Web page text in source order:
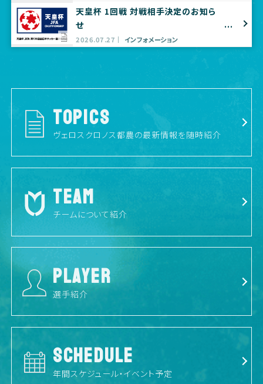
天皇杯 1回戦 対戦相手決定のお知ら
せ
2026.07.27 インフォメーション
TOPICS
ヴェロスクロノス都農の最新情報を随時紹介
TEAM
チームについて紹介
PLAYER
選手紹介
SCHEDULE
年間スケジュール・イベント予定